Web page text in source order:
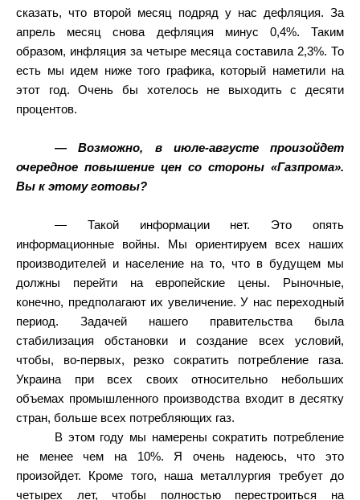
сказать, что второй месяц подряд у нас дефляция. За
апрель месяц снова дефляция минус 0,4%. Таким
образом, инфляция за четыре месяца составила 2,3%. То
есть мы идем ниже того графика, который наметили на
этот год. Очень бы хотелось не выходить с десяти
процентов.
— Возможно, в июле-августе произойдет
очередное повышение цен со стороны «Газпрома».
Вы к этому готовы?
— Такой информации нет. Это опять
информационные войны. Мы ориентируем всех наших
производителей и население на то, что в будущем мы
должны перейти на европейские цены. Рыночные,
конечно, предполагают их увеличение. У нас переходный
период. Задачей нашего правительства была
стабилизация обстановки и создание всех условий,
чтобы, во-первых, резко сократить потребление газа.
Украина при всех своих относительно небольших
объемах промышленного производства входит в десятку
стран, больше всех потребляющих газ.
В этом году мы намерены сократить потребление
не менее чем на 10%. Я очень надеюсь, что это
произойдет. Кроме того, наша металлургия требует до
четырех лет, чтобы полностью перестроиться на